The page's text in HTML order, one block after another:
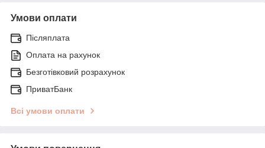
Умови оплати
Післяплата
Оплата на рахунок
Безготівковий розрахунок
ПриватБанк
Всі умови оплати